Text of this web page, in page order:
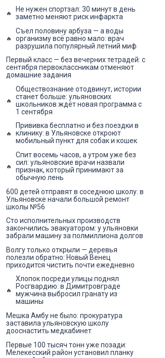
Не нужен спортзал: 30 минут в день
заметно меняют риск инфаркта
Съел половину арбуза — а воды
организму всё равно мало: врач
разрушила популярный летний миф
Первый класс — без вечерних тетрадей: с
сентября первоклассникам отменяют
домашние задания
Обществознание отодвинут, истории
станет больше: ульяновских
школьников ждёт новая программа с
1 сентября
Прививка бесплатно и без поездки в
клинику: в Ульяновске откроют
мобильный пункт для собак и кошек
Спит восемь часов, а утром уже без
сил: ульяновские врачи назвали
признак, который принимают за
обычную лень
600 детей отправят в соседнюю школу: в
Ульяновске начали большой ремонт
школы №56
Сто исполнительных производств
закончились эвакуатором: у ульяновки
забрали машину за полмиллиона долгов
Волгу только открыли — деревья
полезли обратно: Новый Венец
приходится чистить почти ежедневно
Хлопок посреди улицы поднял
Росгвардию: в Димитровграде
мужчина выбросил гранату из
машины
Мешка Амбу не было: прокуратура
заставила ульяновскую школу
дооснастить медкабинет
Первые 100 тысяч тонн уже позади:
Мелекесский район установил планку